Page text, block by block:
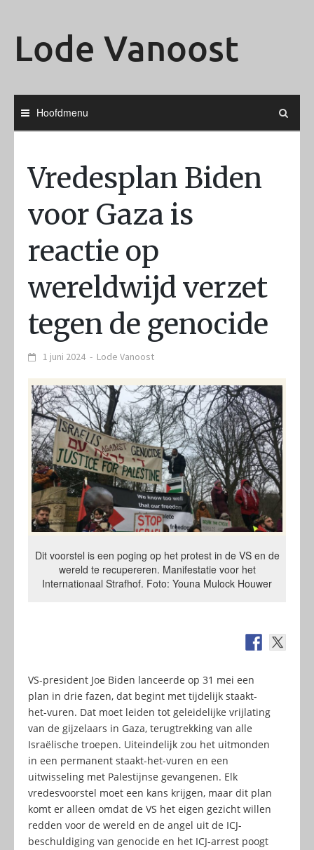
Lode Vanoost
Hoofdmenu
Vredesplan Biden
voor Gaza is
reactie op
wereldwijd verzet
tegen de genocide
1 juni 2024 - Lode Vanoost
Dit voorstel is een poging op het protest in de VS en de
wereld te recupereren. Manifestatie voor het
Internationaal Strafhof. Foto: Youna Mulock Houwer
VS-president Joe Biden lanceerde op 31 mei een
plan in drie fazen, dat begint met tijdelijk staakt-
het-vuren. Dat moet leiden tot geleidelijke vrijlating
van de gijzelaars in Gaza, terugtrekking van alle
Israëlische troepen. Uiteindelijk zou het uitmonden
in een permanent staakt-het-vuren en een
uitwisseling met Palestijnse gevangenen. Elk
vredesvoorstel moet een kans krijgen, maar dit plan
komt er alleen omdat de VS het eigen gezicht willen
redden voor de wereld en de angel uit de ICJ-
beschuldiging van genocide en het ICJ-arrest poogt